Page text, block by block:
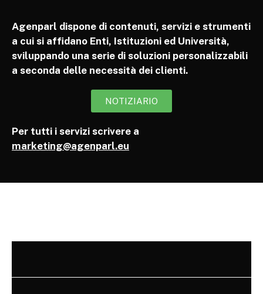
Agenparl dispone di contenuti, servizi e strumenti
a cui si affidano Enti, Istituzioni ed Università,
sviluppando una serie di soluzioni personalizzabili
a seconda delle necessità dei clienti.
NOTIZIARIO
Per tutti i servizi scrivere a
marketing@agenparl.eu